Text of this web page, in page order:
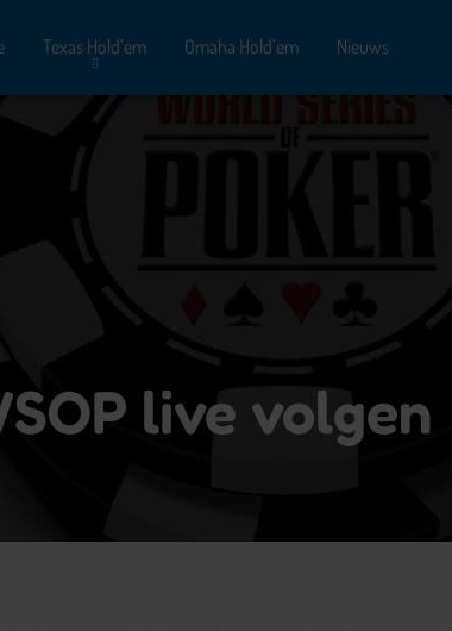
Texas Hold’em Omaha Hold’em Nieuws
live volgen